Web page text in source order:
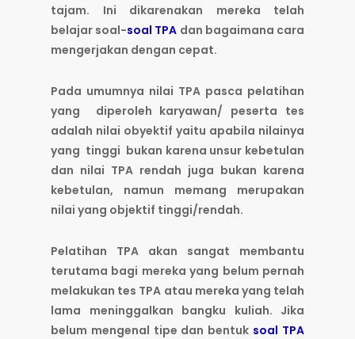
tajam. Ini dikarenakan mereka telah
belajar soal-soal TPA dan bagaimana cara
mengerjakan dengan cepat.
Pada umumnya nilai TPA pasca pelatihan
yang diperoleh karyawan/ peserta tes
adalah nilai obyektif yaitu apabila nilainya
yang tinggi bukan karena unsur kebetulan
dan nilai TPA rendah juga bukan karena
kebetulan, namun memang merupakan
nilai yang objektif tinggi/rendah.
Pelatihan TPA akan sangat membantu
terutama bagi mereka yang belum pernah
melakukan tes TPA atau mereka yang telah
lama meninggalkan bangku kuliah. Jika
belum mengenal tipe dan bentuk soal TPA